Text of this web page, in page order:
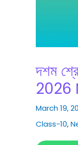
দশম
2026
March 19,
Class-10,